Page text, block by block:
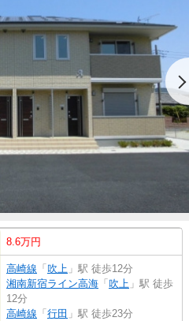
8.6万円
高崎線 「 吹上 」駅 徒歩12分
湘南新宿ライン高海 「 吹上 」駅 徒歩
12分
高崎線 「 行田 」駅 徒歩23分